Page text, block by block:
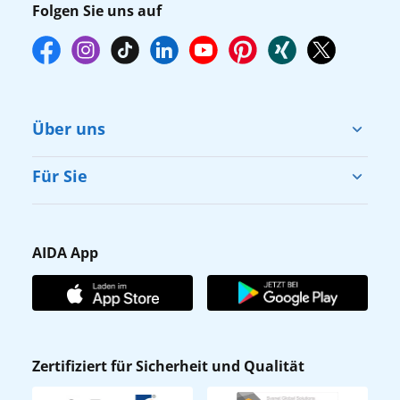
Folgen Sie uns auf
Über uns
Cruise & Help
Karriere
Affiliateprogramm
Verhaltens- & Ethikkodex
Für Sie
Gästefragebogen
AIDA Club
AIDA App
Zertifiziert für Sicherheit und Qualität